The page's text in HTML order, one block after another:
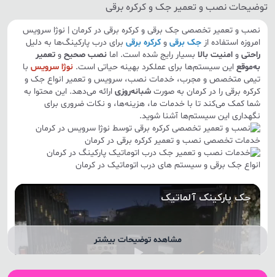
توضیحات نصب و تعمیر جک و کرکره برقی
نصب و تعمیر تخصصی جک برقی و کرکره برقی در کرمان | نوژا سرویس
امروزه استفاده از جک برقی و کرکره برقی برای درب پارکینگ‌ها به دلیل
راحتی و امنیت بالا بسیار رایج شده است. اما نصب صحیح و تعمیر
به‌موقع این سیستم‌ها برای عملکرد بهینه حیاتی است. نوژا سرویس با
تیمی متخصص و مجرب، خدمات نصب، سرویس و تعمیر انواع جک و
کرکره برقی را در کرمان به صورت شبانه‌روزی ارائه می‌دهد. این محتوا به
شما کمک می‌کند تا با خدمات ما، هزینه‌ها، و نکات ضروری برای
نگهداری این سیستم‌ها آشنا شوید.
خدمات تخصصی نصب و تعمیر کرکره برقی در کرمان
انواع جک برقی و سیستم های درب اتوماتیک در کرمان
مشاهده توضیحات بیشتر